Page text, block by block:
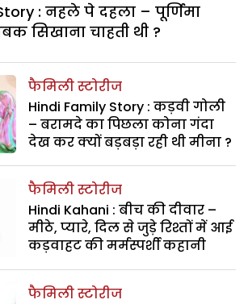
: नहले पे दहला – पूर्णिमा
सिखाना चाहती थी ?
फैमिली स्टोरीज
Hindi Family Story : कड़वी गोली
– बरामदे का पिछला कोना गंदा
देख कर क्यों बड़बड़ा रही थी मीना ?
फैमिली स्टोरीज
Hindi Kahani : बीच की दीवार –
मीठे, प्यारे, दिल से जुड़े रिश्तों में आई
कड़वाहट की मर्मस्पर्शी कहानी
फैमिली स्टोरीज